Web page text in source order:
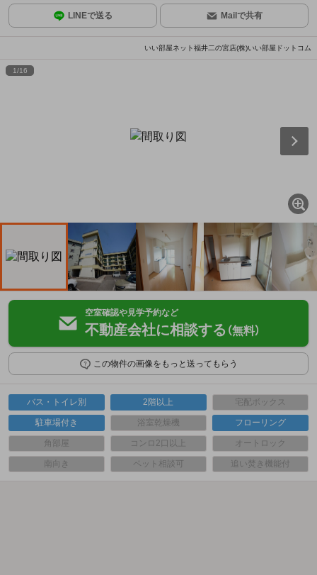
LINEで送る Mailで共有
いい部屋ネット福井二の宮店(株)いい部屋ドットコム
1/16
空室確認や見学予約など
不動産会社に相談する （無料）
この物件の画像をもっと送ってもらう
バス・トイレ別 2階以上 宅配ボックス
駐車場付き 浴室乾燥機 フローリング
角部屋 コンロ2口以上 オートロック
南向き ペット相談可 追い焚き機能付